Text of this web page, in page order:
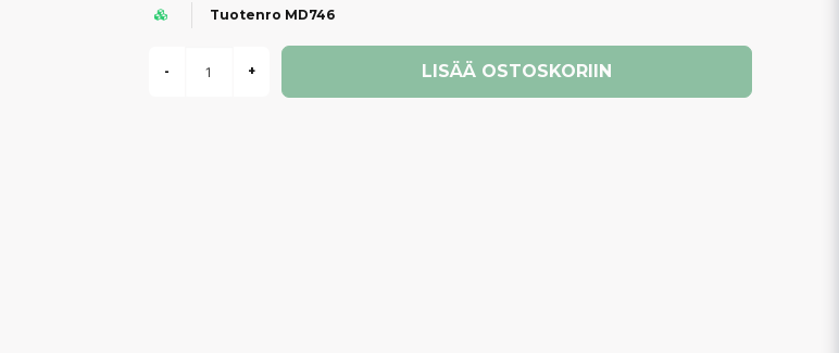
Tuotenro MD746
- + LISÄÄ OSTOSKORIIN